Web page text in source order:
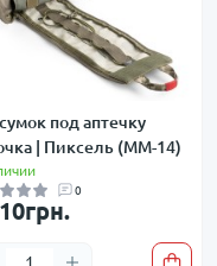
под аптечку
| Пиксель (ММ-14)
0